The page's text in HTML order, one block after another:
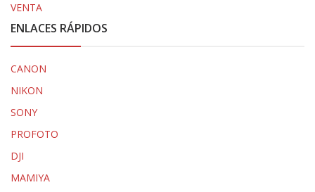
VENTA
ENLACES RÁPIDOS
CANON
NIKON
SONY
PROFOTO
DJI
MAMIYA